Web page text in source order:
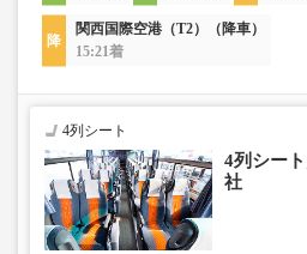
関西国際空港（T2）（降車）
15:21着
4列シート
4列シー
社